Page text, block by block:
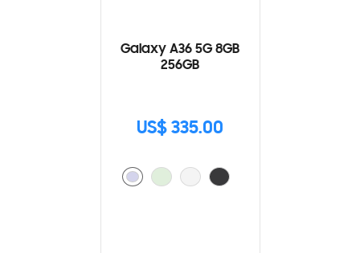
Galaxy A36 5G 8GB
256GB
US$ 335.00